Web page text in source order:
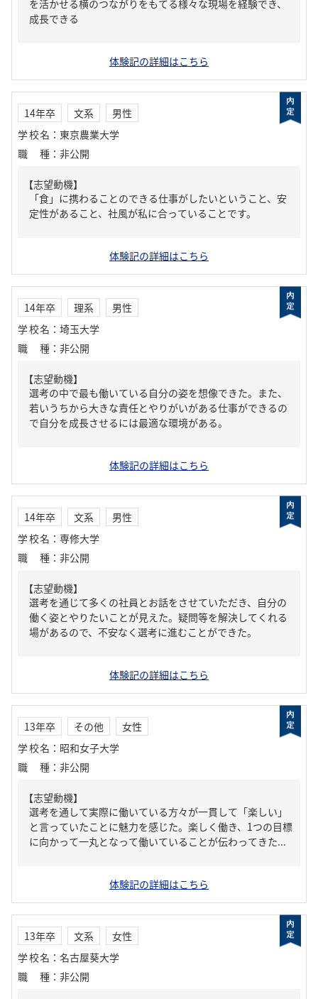
を活かせる横のつながりをもてる様々な現場を経験でき、
成長できる
体験記の詳細はこちら
14年卒 文系
男性
学校名 ： 東京農業大学
職種 ： 非公開
【志望動機】
「食」に携わることのできる仕事がしたいということ、安
定性があること、社風が私に合っていることです。
体験記の詳細はこちら
14年卒 理系
男性
学校名 ： 埼玉大学
職種 ： 非公開
【志望動機】
選考の中で最も働いている自分の姿を想像できた。また、
若いうちから大きな責任とやりがいがある仕事ができるの
で自分を成長させるには最適な環境がある。
体験記の詳細はこちら
14年卒 文系
男性
学校名 ： 専修大学
職種 ： 非公開
【志望動機】
選考を通じて多くの社員とお話をさせていただき、自分の
働く姿とやりたいことが見えた。疑問等を解決してくれる
場があるので、不安なく選考に進むことができた。
体験記の詳細はこちら
13年卒 その他
女性
学校名 ： 昭和女子大学
職種 ： 非公開
【志望動機】
選考を通して実際に働いている方々が一貫して「楽しい」
と言っていたことに魅力を感じた。楽しく働き、1つの目標
に向かって一丸となって働いていることが伝わってきた...
体験記の詳細はこちら
13年卒 文系
女性
学校名 ： 名古屋葵大学
職種 ： 非公開